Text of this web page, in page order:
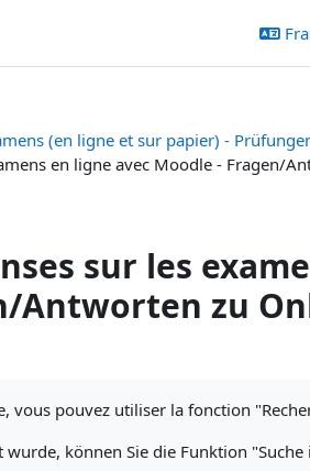
(en ligne et sur papier) -
en ligne avec Moodle - Fragen/
sur les
Antworten zu
vous pouvez utiliser la fonction
können Sie die Funktion